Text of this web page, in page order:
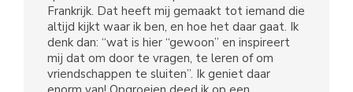
Frankrijk. Dat heeft mij gemaakt tot iemand die
altijd kijkt waar ik ben, en hoe het daar gaat. Ik
denk dan: “wat is hier “gewoon” en inspireert
mij dat om door te vragen, te leren of om
vriendschappen te sluiten”. Ik geniet daar